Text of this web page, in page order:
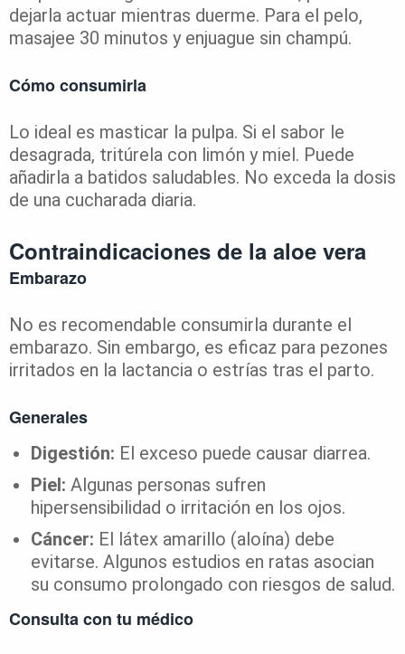
dejarla actuar mientras duerme. Para el pelo,
masajee 30 minutos y enjuague sin champú.
Cómo consumirla
Lo ideal es masticar la pulpa. Si el sabor le
desagrada, tritúrela con limón y miel. Puede
añadirla a batidos saludables. No exceda la dosis
de una cucharada diaria.
Contraindicaciones de la aloe vera
Embarazo
No es recomendable consumirla durante el
embarazo. Sin embargo, es eficaz para pezones
irritados en la lactancia o estrías tras el parto.
Generales
Digestión: El exceso puede causar diarrea.
Piel: Algunas personas sufren
hipersensibilidad o irritación en los ojos.
Cáncer: El látex amarillo (aloína) debe
evitarse. Algunos estudios en ratas asocian
su consumo prolongado con riesgos de salud.
Consulta con tu médico